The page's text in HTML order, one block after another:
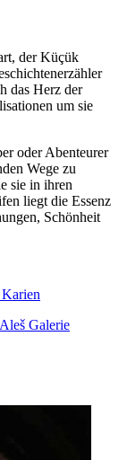
der Küçük
das Herz der
um sie
oder Abenteurer
Wege zu
sie in ihren
liegt die Essenz
Schönheit
Karien
Galerie